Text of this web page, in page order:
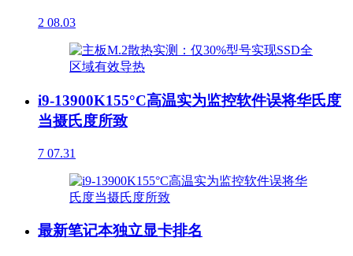
2 08.03
i9-13900K155°C高温实为监控软件误将华氏度
当摄氏度所致
7 07.31
最新笔记本独立显卡排名